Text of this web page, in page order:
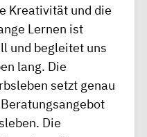
Kreativität und die
Lernen ist
und begleitet uns
lang. Die
setzt genau
Die